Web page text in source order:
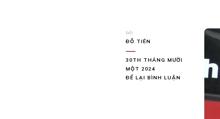
bởi
ĐỖ TIÊN
30TH THÁNG MƯỜI
MỘT 2024
ĐỂ LẠI BÌNH LUẬN